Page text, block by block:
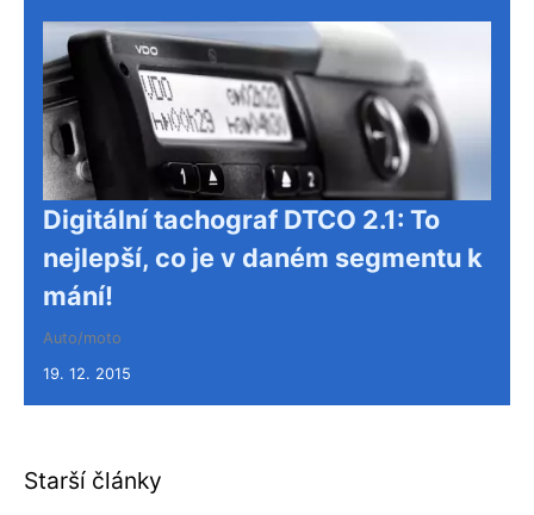
Digitální tachograf DTCO 2.1: To
nejlepší, co je v daném segmentu k
mání!
Auto/moto
19. 12. 2015
Starší články